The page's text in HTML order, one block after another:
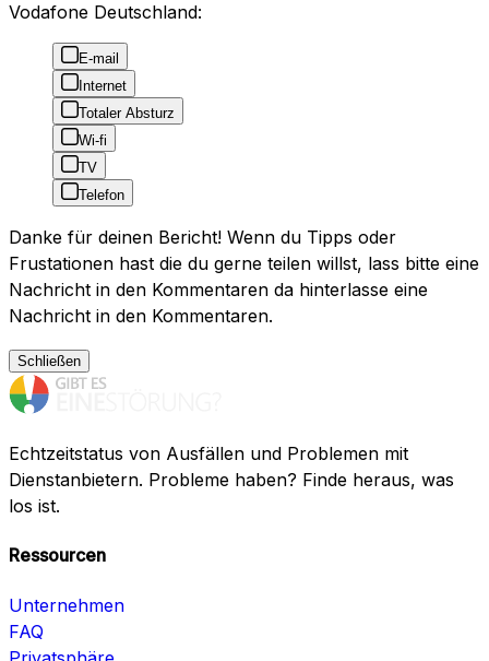
Vodafone Deutschland:
E-mail
Internet
Totaler Absturz
Wi-fi
TV
Telefon
Danke für deinen Bericht! Wenn du Tipps oder
Frustationen hast die du gerne teilen willst, lass bitte eine
Nachricht in den Kommentaren da hinterlasse eine
Nachricht in den Kommentaren.
Schließen
Echtzeitstatus von Ausfällen und Problemen mit
Dienstanbietern. Probleme haben? Finde heraus, was
los ist.
Ressourcen
Unternehmen
FAQ